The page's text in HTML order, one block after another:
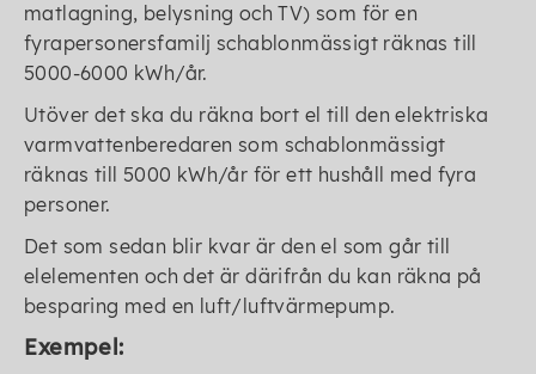
matlagning, belysning och TV) som för en
fyrapersonersfamilj schablonmässigt räknas till
5000-6000 kWh/år.
Utöver det ska du räkna bort el till den elektriska
varmvattenberedaren som schablonmässigt
räknas till 5000 kWh/år för ett hushåll med fyra
personer.
Det som sedan blir kvar är den el som går till
elelementen och det är därifrån du kan räkna på
besparing med en luft/luftvärmepump.
Exempel: